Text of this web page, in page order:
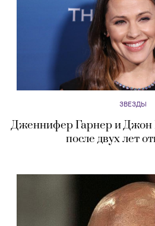
ЗВЕЗДЫ
Дженнифер Гарнер и Джон
после двух лет